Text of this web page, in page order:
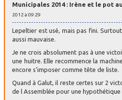
Municipales 2014 : Irène et le pot
2012 à 09:29
Lepeltier est usé, mais pas fini.
aussi mauvaise.
Je ne crois absolument pas à une
une huitre. Elle recommence la
encore s’imposer comme tête de liste.
Quand à Galut, il reste certes sur 2
de l Assemblée pour une